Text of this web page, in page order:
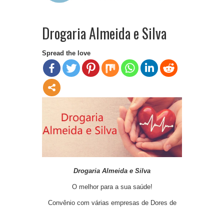
Drogaria Almeida e Silva
Spread the love
Drogaria Almeida e Silva
O melhor para a sua saúde!
Convênio com várias empresas de Dores de